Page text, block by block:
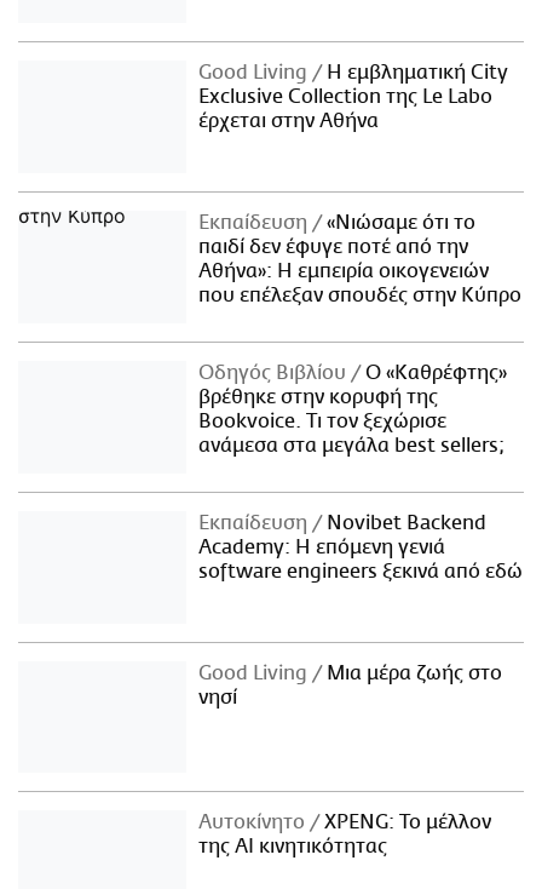
Good Living
Η εμβληματική City
Exclusive Collection της Le Labo
έρχεται στην Αθήνα
Εκπαίδευση
«Νιώσαμε ότι το
παιδί δεν έφυγε ποτέ από την
Αθήνα»: Η εμπειρία οικογενειών
που επέλεξαν σπουδές στην Κύπρο
Οδηγός Βιβλίου
Ο «Καθρέφτης»
βρέθηκε στην κορυφή της
Bookvoice. Τι τον ξεχώρισε
ανάμεσα στα μεγάλα best sellers;
Εκπαίδευση
Novibet Backend
Academy: Η επόμενη γενιά
software engineers ξεκινά από εδώ
Good Living
Μια μέρα ζωής στο
νησί
Αυτοκίνητο
XPENG: Το μέλλον
της AI κινητικότητας